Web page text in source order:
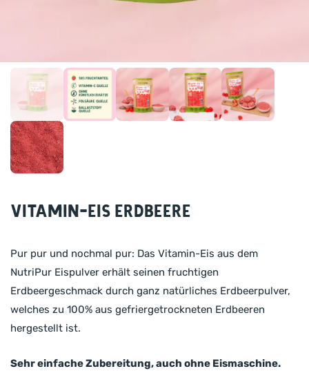
Vitamin-Eis Erdbeere
Pur pur und nochmal pur: Das Vitamin-Eis aus dem
NutriPur Eispulver erhält seinen fruchtigen
Erdbeergeschmack durch ganz natürliches Erdbeerpulver,
welches zu 100% aus gefriergetrockneten Erdbeeren
hergestellt ist.
Sehr einfache Zubereitung, auch ohne Eismaschine.